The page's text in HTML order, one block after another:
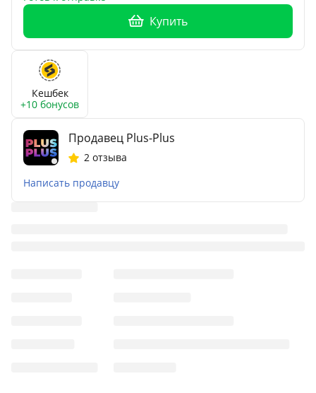
Купить
Кешбек
+10 бонусов
Продавец Plus-Plus
2 отзыва
Написать продавцу